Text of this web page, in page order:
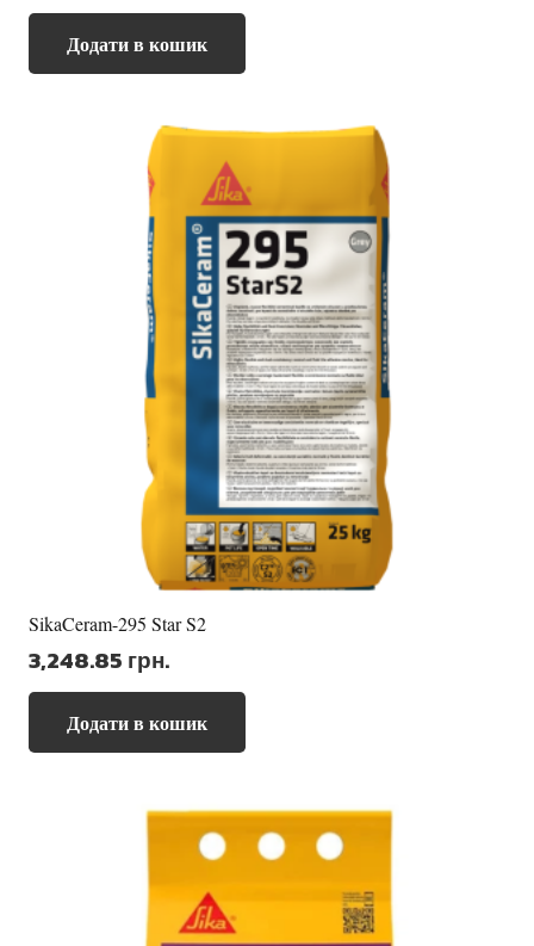
Додати в кошик
SikaCeram-295 Star S2
3,248.85 грн.
Додати в кошик